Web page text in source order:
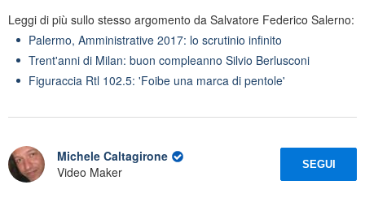
Leggi di più sullo stesso argomento da Salvatore Federico Salerno:
Palermo, Amministrative 2017: lo scrutinio infinito
Trent'anni di Milan: buon compleanno Silvio Berlusconi
Figuraccia Rtl 102.5: 'Foibe una marca di pentole'
Michele Caltagirone
Video Maker
SEGUI